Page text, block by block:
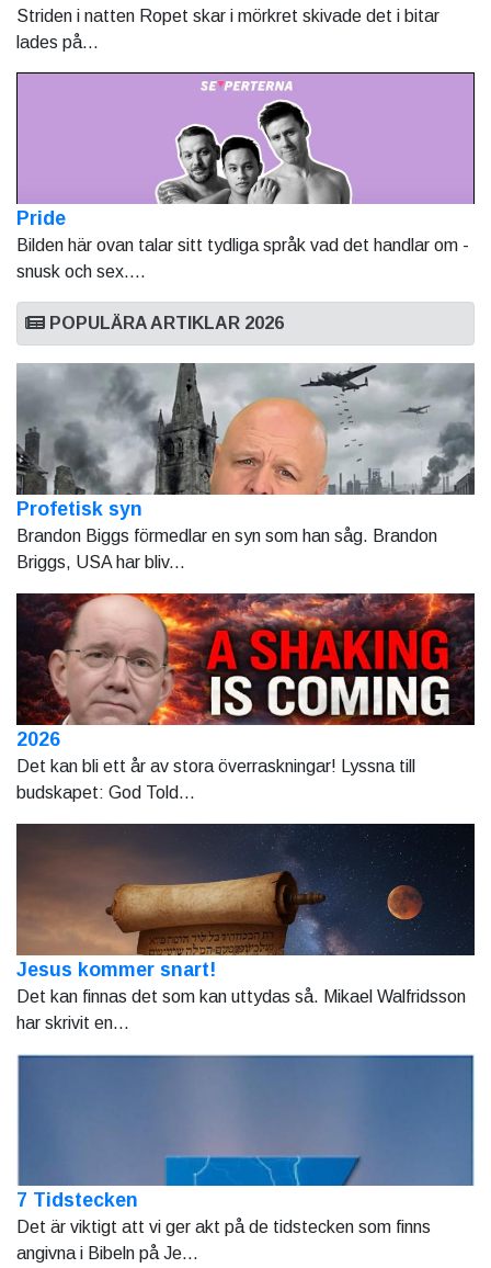
Striden i natten Ropet skar i mörkret skivade det i bitar
lades på...
Pride
Bilden här ovan talar sitt tydliga språk vad det handlar om -
snusk och sex....
POPULÄRA ARTIKLAR 2026
Profetisk syn
Brandon Biggs förmedlar en syn som han såg. Brandon
Briggs, USA har bliv...
2026
Det kan bli ett år av stora överraskningar! Lyssna till
budskapet: God Told...
Jesus kommer snart!
Det kan finnas det som kan uttydas så. Mikael Walfridsson
har skrivit en...
7 Tidstecken
Det är viktigt att vi ger akt på de tidstecken som finns
angivna i Bibeln på Je...